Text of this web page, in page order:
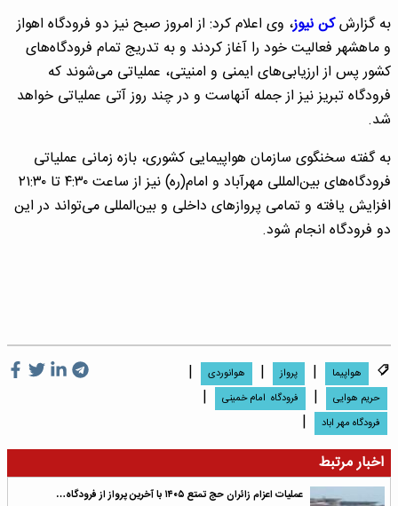
به گزارشکن نیوز، وی اعلام کرد: از امروز صبح نیز دو فرودگاه اهواز
و ماهشهر فعالیت خود را آغاز کردند و به تدریج تمام فرودگاه‌های
کشور پس از ارزیابی‌های ایمنی و امنیتی، عملیاتی می‌شوند که
فرودگاه تبریز نیز از جمله آنهاست و در چند روز آتی عملیاتی خواهد
شد.
به گفته سخنگوی سازمان هواپیمایی کشوری، بازه زمانی عملیاتی
فرودگاه‌های بین‌المللی مهرآباد و امام(ره) نیز از ساعت ۴:۳۰ تا ۲۱:۳۰
افزایش یافته و تمامی پروازهای داخلی و بین‌المللی می‌تواند در این
دو فرودگاه انجام شود.
هواپیما | پرواز | هوانوردی |
حریم هوایی | فرودگاه امام خمینی |
فرودگاه مهر اباد
|
اخبار مرتبط
عملیات اعزام زائران حج تمتع ۱۴۰۵ با آخرین پرواز از فرودگاه…